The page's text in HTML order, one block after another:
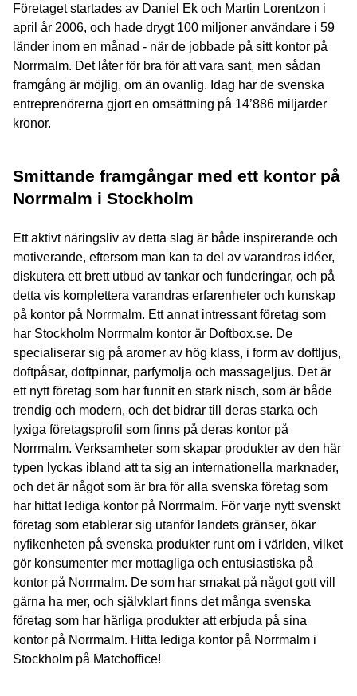
Företaget startades av Daniel Ek och Martin Lorentzon i
april år 2006, och hade drygt 100 miljoner användare i 59
länder inom en månad - när de jobbade på sitt kontor på
Norrmalm. Det låter för bra för att vara sant, men sådan
framgång är möjlig, om än ovanlig. Idag har de svenska
entreprenörerna gjort en omsättning på 14’886 miljarder
kronor.
Smittande framgångar med ett kontor på
Norrmalm i Stockholm
Ett aktivt näringsliv av detta slag är både inspirerande och
motiverande, eftersom man kan ta del av varandras idéer,
diskutera ett brett utbud av tankar och funderingar, och på
detta vis komplettera varandras erfarenheter och kunskap
på kontor på Norrmalm. Ett annat intressant företag som
har Stockholm Norrmalm kontor är Doftbox.se. De
specialiserar sig på aromer av hög klass, i form av doftljus,
doftpåsar, doftpinnar, parfymolja och massageljus. Det är
ett nytt företag som har funnit en stark nisch, som är både
trendig och modern, och det bidrar till deras starka och
lyxiga företagsprofil som finns på deras kontor på
Norrmalm. Verksamheter som skapar produkter av den här
typen lyckas ibland att ta sig an internationella marknader,
och det är något som är bra för alla svenska företag som
har hittat lediga kontor på Norrmalm. För varje nytt svenskt
företag som etablerar sig utanför landets gränser, ökar
nyfikenheten på svenska produkter runt om i världen, vilket
gör konsumenter mer mottagliga och entusiastiska på
kontor på Norrmalm. De som har smakat på något gott vill
gärna ha mer, och självklart finns det många svenska
företag som har härliga produkter att erbjuda på sina
kontor på Norrmalm. Hitta lediga kontor på Norrmalm i
Stockholm på Matchoffice!